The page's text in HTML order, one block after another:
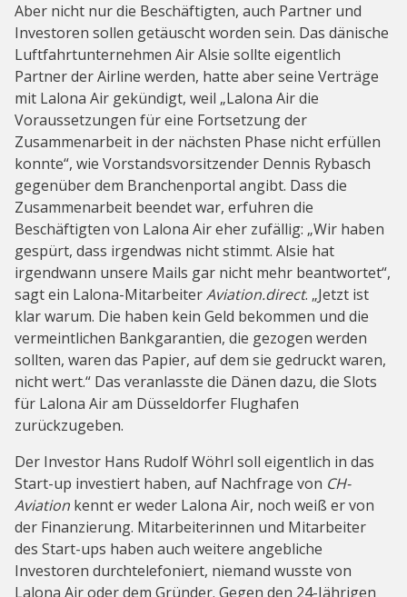
Aber nicht nur die Beschäftigten, auch Partner und
Investoren sollen getäuscht worden sein. Das dänische
Luftfahrtunternehmen Air Alsie sollte eigentlich
Partner der Airline werden, hatte aber seine Verträge
mit Lalona Air gekündigt, weil „Lalona Air die
Voraussetzungen für eine Fortsetzung der
Zusammenarbeit in der nächsten Phase nicht erfüllen
konnte“, wie Vorstandsvorsitzender Dennis Rybasch
gegenüber dem Branchenportal angibt. Dass die
Zusammenarbeit beendet war, erfuhren die
Beschäftigten von Lalona Air eher zufällig: „Wir haben
gespürt, dass irgendwas nicht stimmt. Alsie hat
irgendwann unsere Mails gar nicht mehr beantwortet“,
sagt ein Lalona-MitarbeiterAviation.direct. „Jetzt ist
klar warum. Die haben kein Geld bekommen und die
vermeintlichen Bankgarantien, die gezogen werden
sollten, waren das Papier, auf dem sie gedruckt waren,
nicht wert.“ Das veranlasste die Dänen dazu, die Slots
für Lalona Air am Düsseldorfer Flughafen
zurückzugeben.
Der Investor Hans Rudolf Wöhrl soll eigentlich in das
Start-up investiert haben, auf Nachfrage von CH-
Aviation kennt er weder Lalona Air, noch weiß er von
der Finanzierung. Mitarbeiterinnen und Mitarbeiter
des Start-ups haben auch weitere angebliche
Investoren durchtelefoniert, niemand wusste von
Lalona Air oder dem Gründer. Gegen den 24-Jährigen